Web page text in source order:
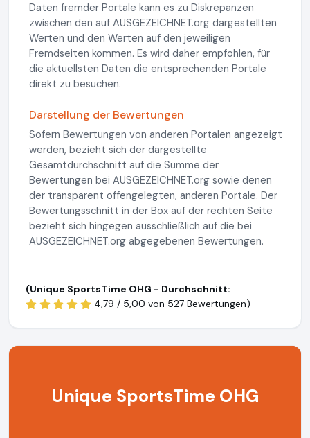
Daten fremder Portale kann es zu Diskrepanzen
zwischen den auf AUSGEZEICHNET.org dargestellten
Werten und den Werten auf den jeweiligen
Fremdseiten kommen. Es wird daher empfohlen, für
die aktuellsten Daten die entsprechenden Portale
direkt zu besuchen.
Darstellung der Bewertungen
Sofern Bewertungen von anderen Portalen angezeigt
werden, bezieht sich der dargestellte
Gesamtdurchschnitt auf die Summe der
Bewertungen bei AUSGEZEICHNET.org sowie denen
der transparent offengelegten, anderen Portale. Der
Bewertungsschnitt in der Box auf der rechten Seite
bezieht sich hingegen ausschließlich auf die bei
AUSGEZEICHNET.org abgegebenen Bewertungen.
(Unique SportsTime OHG - Durchschnitt:
4,79 / 5,00 von 527 Bewertungen)
Unique SportsTime OHG